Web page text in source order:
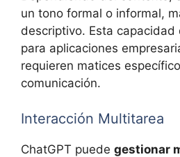
un tono formal o informal,
descriptivo. Esta capacidad
para aplicaciones
requieren matices
comunicación.
Interacción Multitarea
ChatGPT puede gestionar